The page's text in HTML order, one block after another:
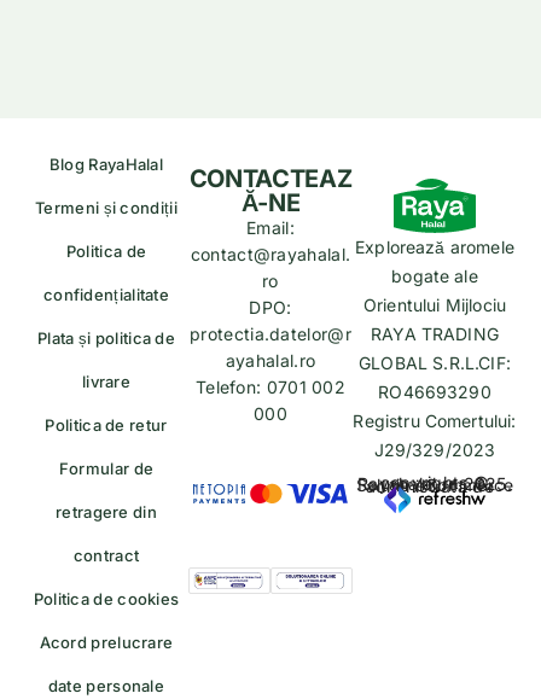
Blog RayaHalal
Termeni și condiții
Politica de
confidențialitate
Plata și politica de
livrare
Politica de retur
Formular de
retragere din
contract
Politica de cookies
Acord prelucrare
date personale
Explorează aromele
bogate ale
Orientului Mijlociu
RAYA TRADING
GLOBAL S.R.L.CIF:
RO46693290
Registru Comertului:
J29/329/2023
copyrights © Rayahalal.ro 2025. Soluție eCommerce administrată de
CONTACTEAZ
Ă-NE
Email:
contact@rayahalal.
ro
DPO:
protectia.datelor@r
ayahalal.ro
Telefon: 0701 002
000